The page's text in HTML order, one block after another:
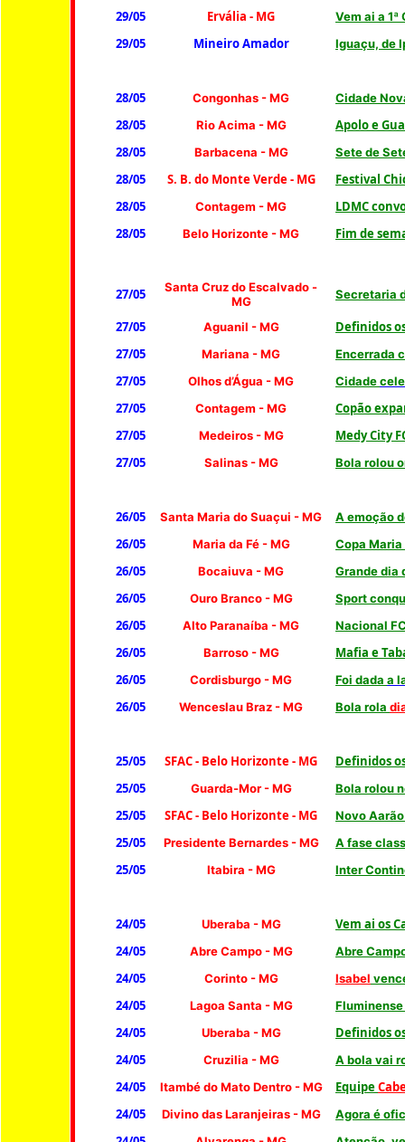
29/05 Ervália - MG Vem ai a
29/05 Mineiro Amador Iguaçu, de
28/05 Congonhas - MG Cidade
28/05 Rio Acima - MG
Apolo e
28/05
Barbacena - MG Sete de
28/05 S. B. do Monte Verde - MG
Festival
28/05
Contagem - MG
LDMC
28/05
Belo Horizonte - MG Fim de
27/05 Santa Cruz do Escalvado -
MG
Secretaria
27/05 Aguanil - MG
Definidos
27/05
Mariana - MG Encerrada
27/05 Olhos d’Água - MG Cidade
27/05 Contagem - MG
Copão
27/05
Medeiros - MG
Medy City
27/05
Salinas- MG Bola rolou
26/05 Santa Maria do Suaçui - MG A emoção
26/05 Maria da Fé - MG Copa
26/05 Bocaiuva - MG Grande dia
26/05 Ouro Branco- MG Sport
26/05 Alto Paranaíba - MG Nacional
26/05 Barroso- MG
Mafia e
26/05
Cordisburgo - MG Foi dada a
26/05 Wenceslau Braz- MG Bola rola
25/05 SFAC - Belo Horizonte - MG
Definidos
25/05
Guarda-Mor - MG Bola rolou
25/05 SFAC - Belo Horizonte - MG Novo
25/05 Presidente Bernardes- MG A fase
25/05 Itabira - MG Inter
24/05 Uberaba - MG
Vem ai os
24/05
Abre Campo - MG Abre
24/05 Corinto- MG Isabel
24/05 Lagoa Santa - MG
24/05 Uberaba - MG
Definidos
24/05
Cruzilia - MG A bola vai
24/05 Itambé do Mato Dentro- MG Equipe
24/05
Divino das Laranjeiras - MG Agora é